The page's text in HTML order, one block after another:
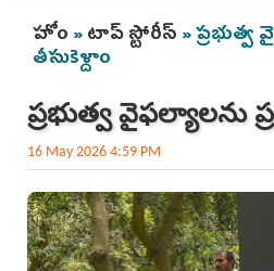
You are here
హోం »టాప్ స్టోరీస్ » ప్రభుత్వ
తీసుకెళ్దాం
ప్రభుత్వ వైఫల్యాల‌ను
16 May 2026 4:59 PM